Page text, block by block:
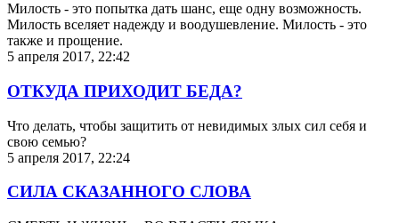
Милость - это попытка дать шанс, еще одну возможность.
Милость вселяет надежду и воодушевление. Милость - это
также и прощение.
5 апреля 2017, 22:42
ОТКУДА ПРИХОДИТ БЕДА?
Что делать, чтобы защитить от невидимых злых сил себя и
свою семью?
5 апреля 2017, 22:24
СИЛА СКАЗАННОГО СЛОВА